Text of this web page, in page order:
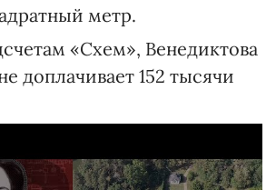
метр.
«Схем», Венедиктова
доплачивает 152 тысячи